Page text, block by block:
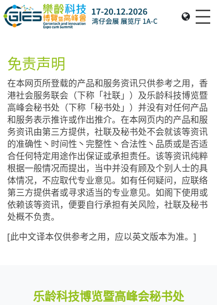
免责声明
在本网页所登载的产品和服务资讯只供参考之用，香
港社会服务联会（下称「社联」）及乐龄科技博览暨
高峰会秘书处（下称「秘书处」）并没有对任何产品
和服务表示推许或作出推介。在本网页内的产品和服
务资讯由第三方提供，社联及秘书处不会就该等资讯
的准确性丶时间性丶完整性丶合法性丶品质或是否适
合任何特定用途作出保证或承担责任。该等资讯纯粹
根据一般情况而提出，当中并没有顾及个别人士的具
体情况，不应取代专业意见。如有任何疑问，应联络
第三方提供者或寻求适当的专业意见。如阁下使用或
依赖该等资讯，便要自行承担有关风险，社联及秘书
处概不负责。
[此中文译本仅供参考之用，应以英文版本为准。]
乐龄科技博览暨高峰会秘书处